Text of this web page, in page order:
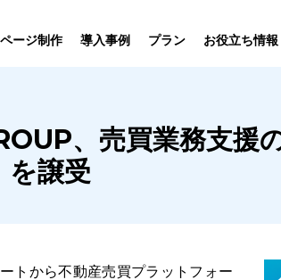
業務向け機能
賃貸管理
業務向け機
ージ制作
ついて
制作の流れ
導入事例
ユーザーインタビュー
プラン お役立ち情報
一覧 お役立ちブログ
、売買業務支援
を譲受
トから不動産売買プラットフォー